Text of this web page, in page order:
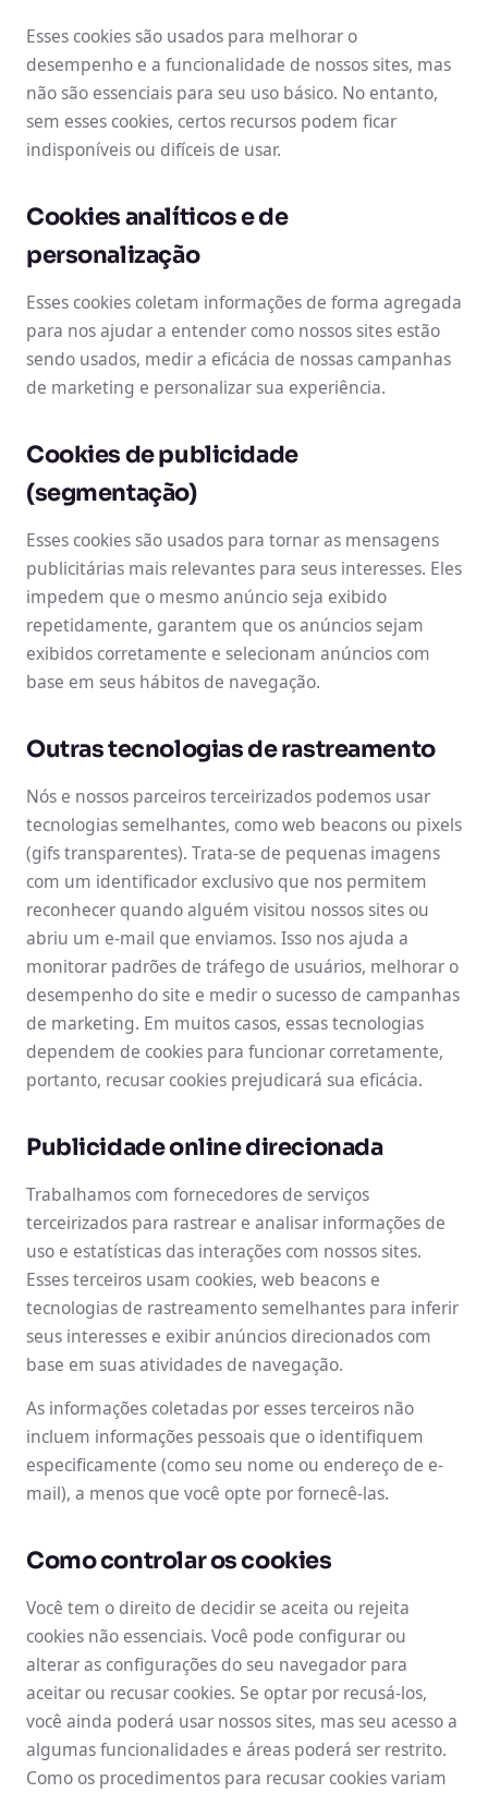
Esses cookies são usados para melhorar o
desempenho e a funcionalidade de nossos sites, mas
não são essenciais para seu uso básico. No entanto,
sem esses cookies, certos recursos podem ficar
indisponíveis ou difíceis de usar.
Cookies analíticos e de
personalização
Esses cookies coletam informações de forma agregada
para nos ajudar a entender como nossos sites estão
sendo usados, medir a eficácia de nossas campanhas
de marketing e personalizar sua experiência.
Cookies de publicidade
(segmentação)
Esses cookies são usados para tornar as mensagens
publicitárias mais relevantes para seus interesses. Eles
impedem que o mesmo anúncio seja exibido
repetidamente, garantem que os anúncios sejam
exibidos corretamente e selecionam anúncios com
base em seus hábitos de navegação.
Outras tecnologias de rastreamento
Nós e nossos parceiros terceirizados podemos usar
tecnologias semelhantes, como web beacons ou pixels
(gifs transparentes). Trata-se de pequenas imagens
com um identificador exclusivo que nos permitem
reconhecer quando alguém visitou nossos sites ou
abriu um e-mail que enviamos. Isso nos ajuda a
monitorar padrões de tráfego de usuários, melhorar o
desempenho do site e medir o sucesso de campanhas
de marketing. Em muitos casos, essas tecnologias
dependem de cookies para funcionar corretamente,
portanto, recusar cookies prejudicará sua eficácia.
Publicidade online direcionada
Trabalhamos com fornecedores de serviços
terceirizados para rastrear e analisar informações de
uso e estatísticas das interações com nossos sites.
Esses terceiros usam cookies, web beacons e
tecnologias de rastreamento semelhantes para inferir
seus interesses e exibir anúncios direcionados com
base em suas atividades de navegação.
As informações coletadas por esses terceiros não
incluem informações pessoais que o identifiquem
especificamente (como seu nome ou endereço de e-
mail), a menos que você opte por fornecê-las.
Como controlar os cookies
Você tem o direito de decidir se aceita ou rejeita
cookies não essenciais. Você pode configurar ou
alterar as configurações do seu navegador para
aceitar ou recusar cookies. Se optar por recusá-los,
você ainda poderá usar nossos sites, mas seu acesso a
algumas funcionalidades e áreas poderá ser restrito.
Como os procedimentos para recusar cookies variam